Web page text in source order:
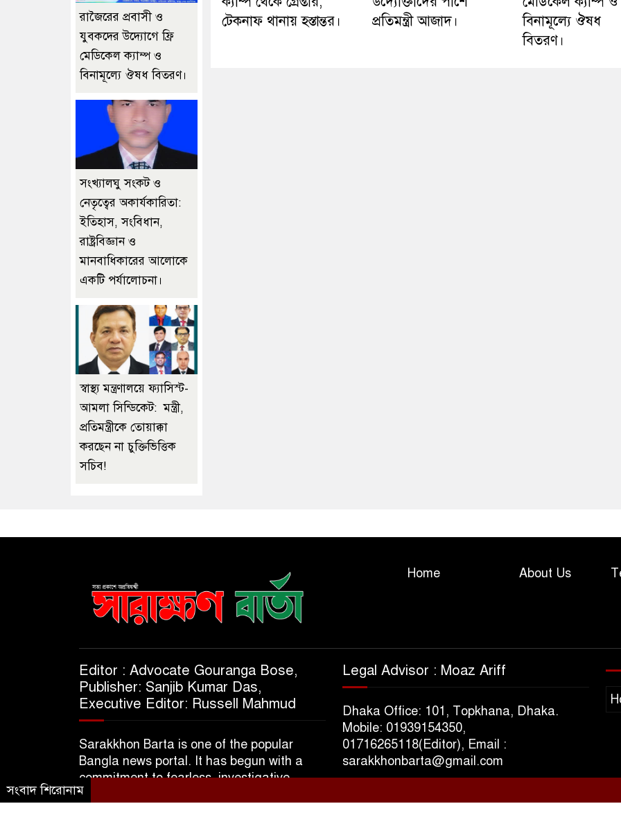
টেকনাফ থানায় হস্তান্তর।
প্রতিমন্ত্রী আজাদ।
বিনামূল্যে ঔষধ
বিতরণ।
রাজৈরের‌ প্রবাসী ও
যুবকদের উদ্যোগে ফ্রি
মেডিকেল ক্যাম্প ও
বিনামূল্যে ঔষধ বিতরণ।
সংখ্যালঘু সংকট ও
নেতৃত্বের অকার্যকারিতা:
ইতিহাস, সংবিধান,
রাষ্ট্রবিজ্ঞান ও
মানবাধিকারের আলোকে
একটি পর্যালোচনা।
স্বাস্থ্য মন্ত্রণালয়ে ফ্যাসিস্ট-
আমলা সিন্ডিকেট: মন্ত্রী,
প্রতিমন্ত্রীকে তোয়াক্কা
করছেন না চুক্তিভিত্তিক
সচিব!
Home About Us
Editor : Advocate Gouranga Bose,
Publisher: Sanjib Kumar Das,
Executive Editor: Russell Mahmud
Sarakkhon Barta is one of the popular
Bangla news portal. It has begun with a
commitment to fearless, investigative,
informative & independent journalism.
Legal Advisor : Moaz Ariff
Dhaka Office: 101, Topkhana, Dhaka.
Mobile: 01939154350,
01716265118(Editor), Email :
sarakkhonbarta@gmail.com
সংবাদ শিরোনাম